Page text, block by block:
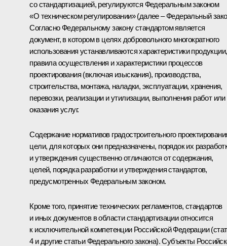
со стандартизацией, регулируются Федеральным законом
«О техническом регулировании» (далее – Федеральный
Согласно Федеральному закону стандартом является
документ, в котором в целях добровольного многократного
использования устанавливаются характеристики продукции,
правила осуществления и характеристики процессов
проектирования (включая изыскания), производства,
строительства, монтажа, наладки, эксплуатации, хранения,
перевозки, реализации и утилизации, выполнения работ или
оказания услуг.
Содержание нормативов градостроительного
цели, для которых они предназначены, порядок их
и утверждения существенно отличаются от содержания,
целей, порядка разработки и утверждения стандартов,
предусмотренных Федеральным законом.
Кроме того, принятие технических регламентов, стандартов
и иных документов в области стандартизации относится
к исключительной компетенции Российской Федерации
4 и другие статьи Федерального закона). Субъекты